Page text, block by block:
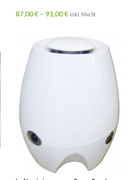
87,00€ – 91,00€ inkl. MwSt